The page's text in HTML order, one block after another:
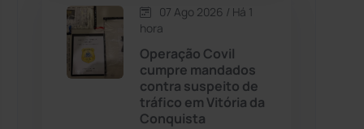
Cordeiros
Dom Basílio (391)
07 Ago 2026 / Há 1
hora
Operação Covil
cumpre mandados
contra suspeito de
tráfico em Vitória da
Conquista